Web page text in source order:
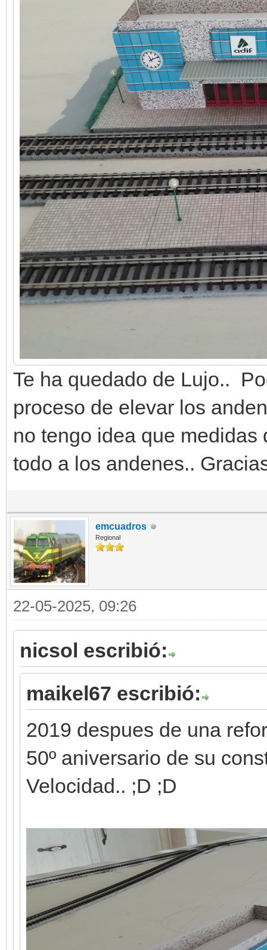
Te ha quedado de Lujo..
proceso de elevar los
no tengo idea que
todo a los andenes..
emcuadros
Regional
22-05-2025, 09:26
nicsol escribió:
maikel67 escribió:
2019 despues de una
50º aniversario de su
Velocidad.. ;D ;D